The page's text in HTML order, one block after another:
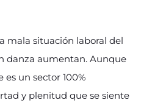
mala situación laboral del
danza aumentan. Aunque
un sector 100%
y plenitud que se siente